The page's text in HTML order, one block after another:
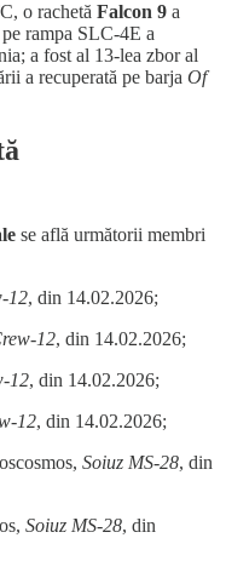
o rachetă Falcon 9 a
rampa SLC-4E a
a fost al 13-lea zbor al
a recuperată pe barja Of
se află următorii membri
12, din 14.02.2026;
12, din 14.02.2026;
12, din 14.02.2026;
12, din 14.02.2026;
Soiuz MS-28, din
Soiuz MS-28, din